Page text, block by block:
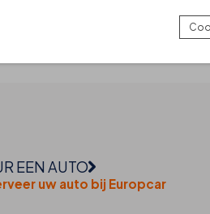
an iron or a clothes steamer?
EEN AUTO
uw auto bij Europcar